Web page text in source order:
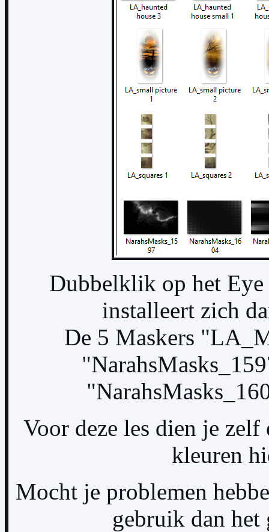
Dubbelklik op het Eye
installeert zich
De 5 Maskers
Voor deze les dien je zelf
kleuren
Mocht je problemen
gebruik dan